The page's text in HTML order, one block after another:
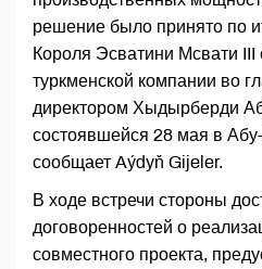
решение было принято по
Короля Эсватини Мсвати III
туркменской компании во
директором Хыдырберди
состоявшейся 28 мая в
сообщает Aýdyň Gijeler.
В ходе встречи стороны
договоренностей о
совместного проекта,